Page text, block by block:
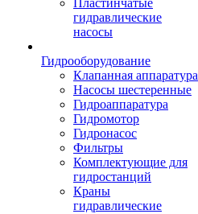
Пластинчатые
гидравлические
насосы
Гидрооборудование
Клапанная аппаратура
Насосы шестеренные
Гидроаппаратура
Гидромотор
Гидронасос
Фильтры
Комплектующие для
гидростанций
Краны
гидравлические